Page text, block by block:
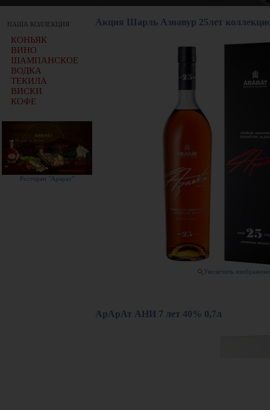
НАША КОЛЛЕКЦИЯ
КОНЬЯК
ВИНО
ШАМПАНСКОЕ
ВОДКА
ТЕКИЛА
ВИСКИ
КОФЕ
Ресторан "Арарат"
Акция Шарль Азнавур 25лет
Увеличить
АрАрАт АНИ 7 лет 40% 0,7л